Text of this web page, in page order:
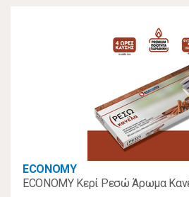
ECONOMY
ECONOMY Κερί Ρεσώ Άρωμα